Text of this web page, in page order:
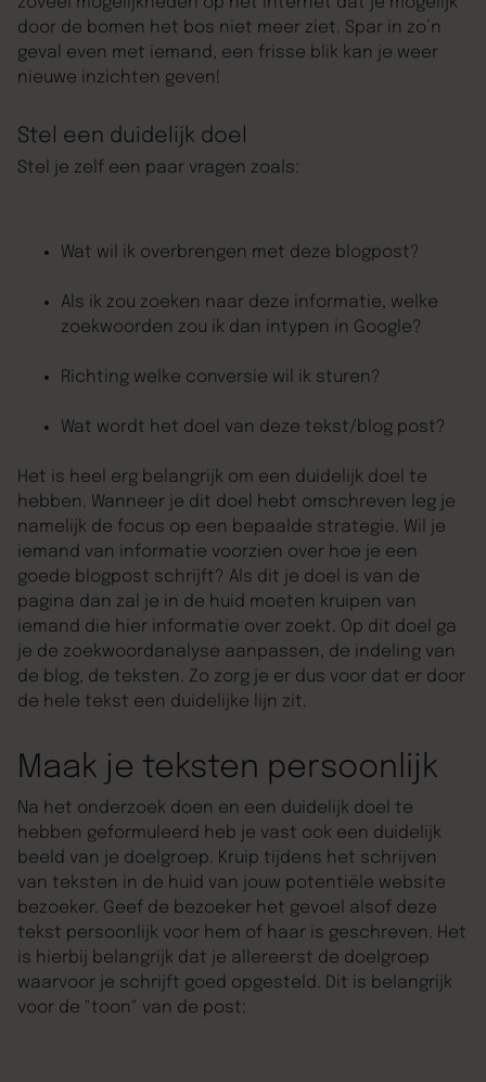
door de bomen het bos niet meer ziet. Spar in zo’n
geval even met iemand, een frisse blik kan je weer
nieuwe inzichten geven!
Stel een duidelijk doel
Stel je zelf een paar vragen zoals:
Wat wil ik overbrengen met deze blogpost?
Als ik zou zoeken naar deze informatie, welke
zoekwoorden zou ik dan intypen in Google?
Richting welke conversie wil ik sturen?
Wat wordt het doel van deze tekst/blog post?
Het is heel erg belangrijk om een duidelijk doel te
hebben. Wanneer je dit doel hebt omschreven leg je
namelijk de focus op een bepaalde strategie. Wil je
iemand van informatie voorzien over hoe je een
goede blogpost schrijft? Als dit je doel is van de
pagina dan zal je in de huid moeten kruipen van
iemand die hier informatie over zoekt. Op dit doel ga
je de zoekwoordanalyse aanpassen, de indeling van
de blog, de teksten. Zo zorg je er dus voor dat er door
de hele tekst een duidelijke lijn zit.
Maak je teksten persoonlijk
Na het onderzoek doen en een duidelijk doel te
hebben geformuleerd heb je vast ook een duidelijk
beeld van je doelgroep. Kruip tijdens het schrijven
van teksten in de huid van jouw potentiële website
bezoeker. Geef de bezoeker het gevoel alsof deze
tekst persoonlijk voor hem of haar is geschreven. Het
is hierbij belangrijk dat je allereerst de doelgroep
waarvoor je schrijft goed opgesteld. Dit is belangrijk
voor de "toon" van de post: